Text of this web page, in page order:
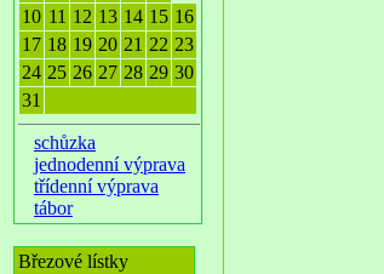
10 11 12 13 14 15 16
17 18 19 20 21 22 23
24 25 26 27 28 29 30
31
schůzka
jednodenní výprava
třídenní výprava
tábor
Březové lístky